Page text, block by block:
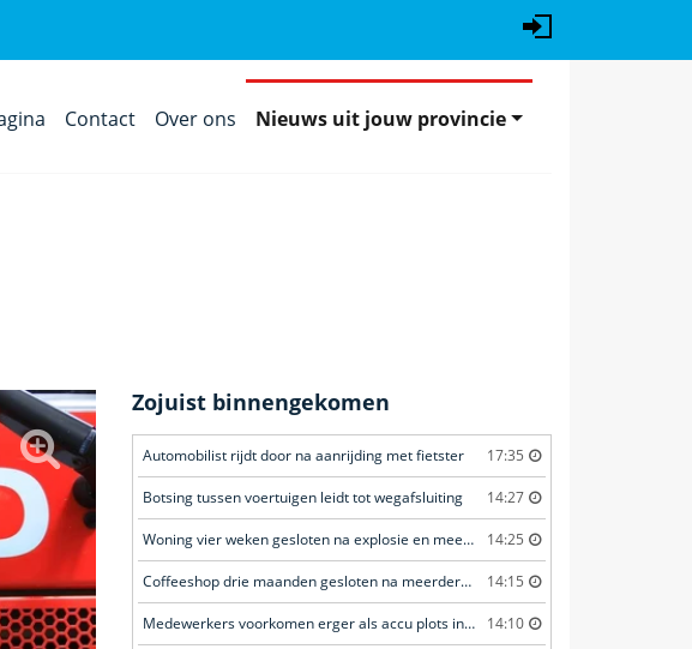
Contact Over ons Nieuws uit jouw provincie
Zojuist binnengekomen
Automobilist rijdt door na aanrijding met fietster 17:35
Botsing tussen voertuigen leidt tot wegafsluiting 14:27
Woning vier weken gesloten na explosie en meerdere geweldsincidenten 14:25
Coffeeshop drie maanden gesloten na meerdere overtredingen 14:15
Medewerkers voorkomen erger als accu plots in brand vliegt 14:10